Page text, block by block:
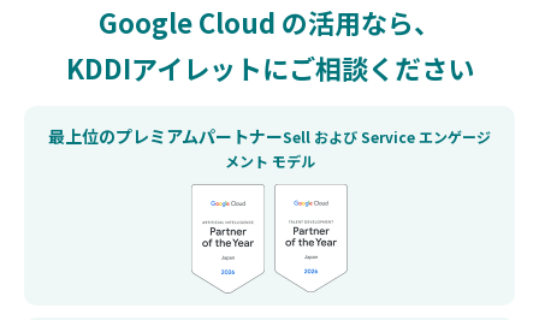
Google Cloud の活用なら、
KDDIアイレットにご相談ください
最上位のプレミアムパートナーSell および Service エンゲージ
メント モデル